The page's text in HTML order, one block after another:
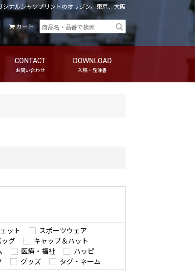
ジナルシャツプリントのオリジン。東京、大阪
CONTACT
お問い合わせ
DOWNLOAD
入稿・発注書
カート
ット
スポーツウェア
ッグ
キャップ＆ハット
医療・福祉
ハッピ
グッズ タグ・ネーム